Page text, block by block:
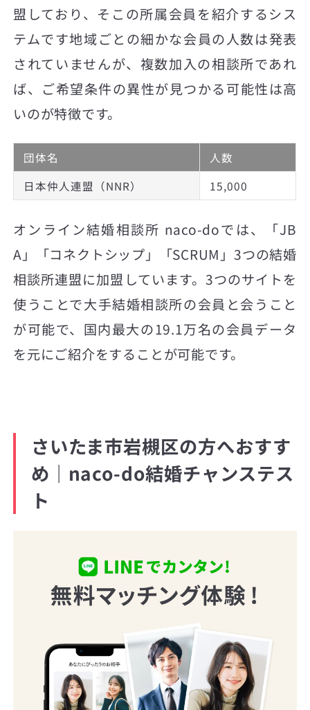
盟しており、そこの所属会員を紹介するシス
テムです地域ごとの細かな会員の人数は発表
されていませんが、複数加入の相談所であれ
ば、ご希望条件の異性が見つかる可能性は高
いのが特徴です。
団体名
人数
日本仲人連盟（NNR）
15,000
オンライン結婚相談所 naco-doでは、「JB
A」「コネクトシップ」「SCRUM」3つの結婚
相談所連盟に加盟しています。3つのサイトを
使うことで大手結婚相談所の会員と会うこと
が可能で、国内最大の19.1万名の会員データ
を元にご紹介をすることが可能です。
さいたま市岩槻区の方へおすす
め｜naco-do結婚チャンステス
ト